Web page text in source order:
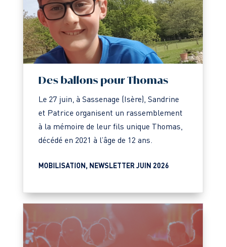
Des ballons pour Thomas
Le 27 juin, à Sassenage (Isère), Sandrine
et Patrice organisent un rassemblement
à la mémoire de leur fils unique Thomas,
décédé en 2021 à l’âge de 12 ans.
MOBILISATION , NEWSLETTER JUIN 2026